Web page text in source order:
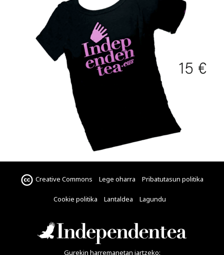
Creative Commons Lege oharra Pribatutasun politika
Cookie politika Lantaldea Lagundu
Gurekin harremanetan jartzeko: